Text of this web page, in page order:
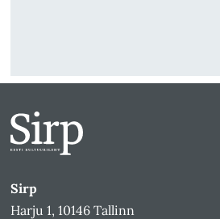
Sirp
Harju 1, 10146 Tallinn